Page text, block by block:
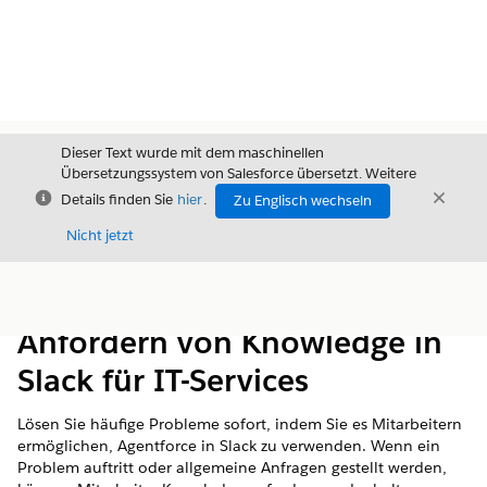
Schließen
Dieser Text wurde mit dem maschinellen
Übersetzungssystem von Salesforce übersetzt. Weitere
Details finden Sie hier.
Zu Englisch wechseln
Nicht jetzt
Anfordern von Knowledge in
Slack für IT-Services
Lösen Sie häufige Probleme sofort, indem Sie es Mitarbeitern
ermöglichen, Agentforce in Slack zu verwenden. Wenn ein
Problem auftritt oder allgemeine Anfragen gestellt werden,